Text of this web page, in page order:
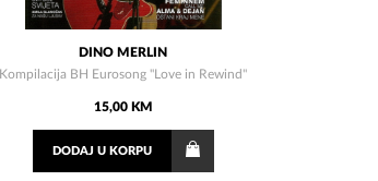
DINO MERLIN
Kompilacija BH Eurosong "Love in Rewind"
15,00 KM
DODAJU KORPU